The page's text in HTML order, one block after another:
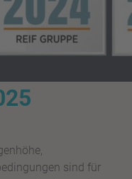
sind für